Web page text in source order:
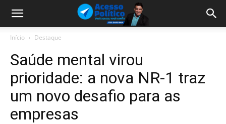
Início Destaque
Saúde mental virou
prioridade: a nova NR-1 traz
um novo desafio para as
empresas